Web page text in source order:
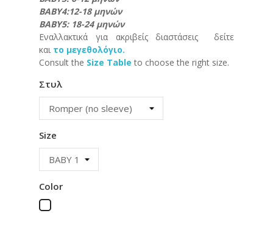
ΒΑΒΥ4:12-18 μηνών
ΒΑΒΥ5: 18-24 μηνών
Εναλλακτικά για ακριβείς διαστάσεις δείτε
και το μεγεθολόγιο.
Consult the Size Table to choose the right size.
Στυλ
Size
Color